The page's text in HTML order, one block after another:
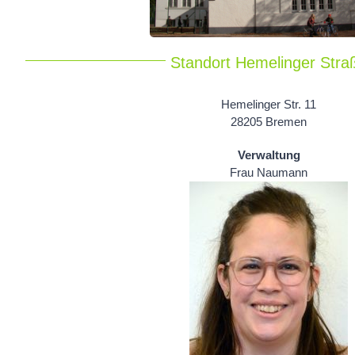
Standort Hemelinger
Hemelinger Str. 11
28205 Bremen
Verwaltung
Frau Naumann